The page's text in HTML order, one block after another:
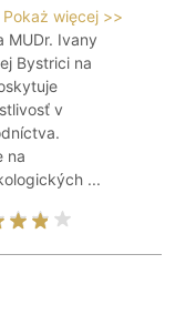
Pokaż więcej >>
MUDr. Ivany
Bystrici na
v
na
...